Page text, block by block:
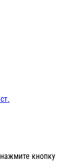
кнопку